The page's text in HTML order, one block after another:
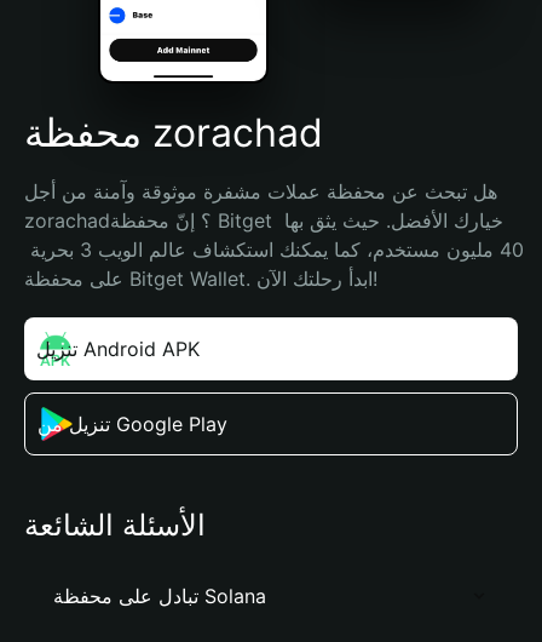
Português (Brasil)
Español (Argentina)
محفظة zorachad
هل تبحث عن محفظة عملات مشفرة موثوقة وآمنة من أجل
zorachad؟ إنّ محفظة Bitget خيارك الأفضل. حيث يثق بها
على محفظة Bitget Wallet. ابدأ رحلتك الآن!
تنزيل Android APK
تنزيل من Google Play
الأسئلة الشائعة
تبادل على محفظة Solana